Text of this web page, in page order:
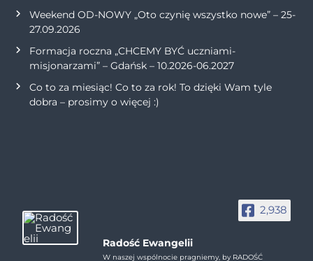
Weekend OD-NOWY „Oto czynię wszystko nowe” – 25-
27.09.2026
Formacja roczna „CHCEMY BYĆ uczniami-
misjonarzami” – Gdańsk – 10.2026-06.2027
Co to za miesiąc! Co to za rok! To dzięki Wam tyle
dobra – prosimy o więcej :)
2,938
Radość Ewangelii
W naszej wspólnocie pragniemy, by RADOŚĆ